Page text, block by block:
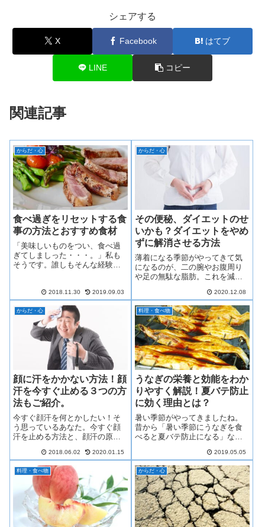
シェアする
X Facebook はてブ
LINE コピー
関連記事
からだ・心
食べ過ぎをリセットする食
事の方法とおすすめ食材
「美味しいものをつい、食べ過
ぎてしましった・・・。」私も
そうです。誰しもそんな経験あ
リセットする正しい方法をご紹
介します。ぜひ食べ過ぎてしま
った時に挑戦してみてください
2018.11.30 2019.09.03
からだ・心
その便秘、ダイエットのせ
いかも？ダイエットをやめ
ずに解消させる方法
薄着になる季節がやってきて気
になるのが、二の腕やお腹周り
や足の無駄な脂肪。これを減ら
る人も多い。でもダイエットを
始めてからお腹が張っていたり
便秘が続くなんてことはありま
せんか？それ今やっているダイ
エットが原因かも！？便秘の原
因になってしまうダイエットの
やり方や、便秘にならないコツ
を紹介します。
2020.12.08
からだ・心
顔に汗をかかない方法！顔
汗を今すぐ止める３つの方
法もご紹介。
今すぐ顔汗を何とかしたい！そ
う思っているあなた。今すぐ顔
汗を止める方法と、顔汗の原
方法をご紹介します。顔汗っ
て、臭いと思われていそうで、
回りの目が気になりますよね。
ぜひ参考になさってください。
2018.06.02 2020.01.15
料理・食べ物
うなぎの栄養と効能をわか
りやすく解説！夏バテ防止
に効く理由とは？
暑い季節がやってきましたね。
昔から「暑い季節にうなぎを食
べると夏バテ防止になる」なん
なのか？詳しい理由まで知って
いる人あまりいませんよね？そ
こで、今回はうなぎが夏バテ防
止になぜ効果があるのかと、う
なぎに含まれている栄養と効能
をわかりやすく説明します。今
年の夏はうなぎを食べて夏を元
気に過ごしましょう。
2019.05.05
料理・食べ物 からだ・心